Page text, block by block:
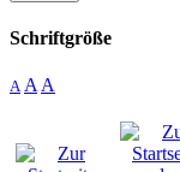
Schriftgröße
A A A